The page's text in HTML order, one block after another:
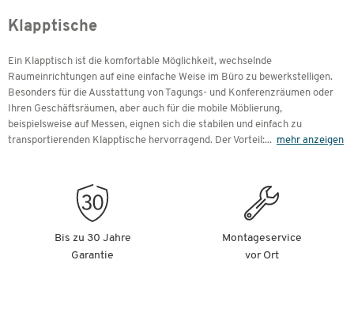
Klapptische
Ein Klapptisch ist die komfortable Möglichkeit, wechselnde
Raumeinrichtungen auf eine einfache Weise im Büro zu bewerkstelligen.
Besonders für die Ausstattung von Tagungs- und Konferenzräumen oder
Ihren Geschäftsräumen, aber auch für die mobile Möblierung,
beispielsweise auf Messen, eignen sich die stabilen und einfach zu
transportierenden Klapptische hervorragend. Der Vorteil:... mehr anzeigen
Bis zu 30 Jahre
Garantie
Montageservice
vor Ort